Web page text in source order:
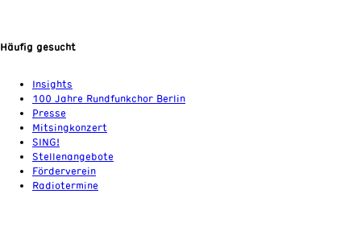
Häufig gesucht
Insights
100 Jahre Rundfunkchor Berlin
Presse
Mitsingkonzert
SING!
Stellenangebote
Förderverein
Radiotermine